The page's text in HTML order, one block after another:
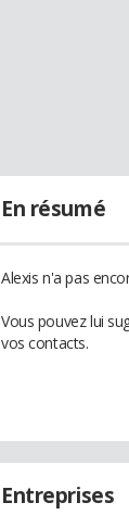
En résumé
Alexis n'a pas
Vous pouvez lui
vos contacts.
Entreprises